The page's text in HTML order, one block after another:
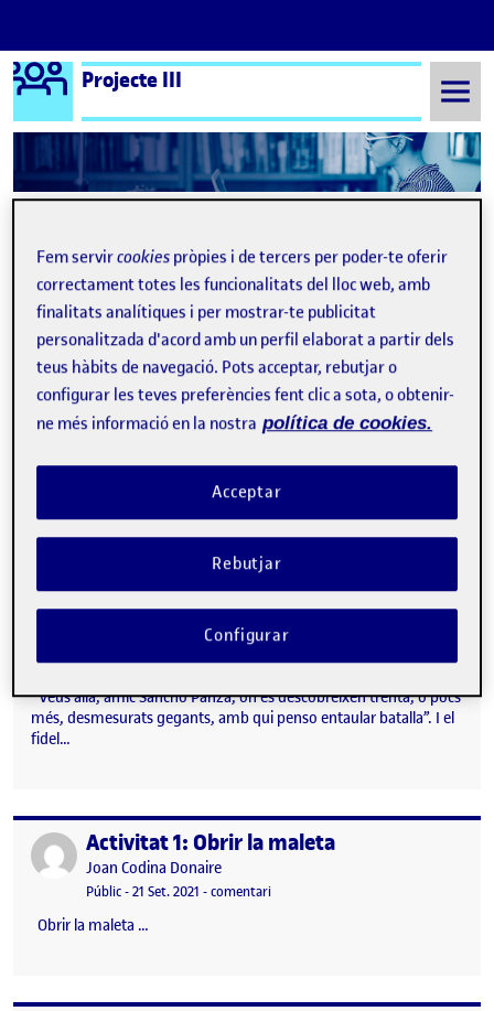
Saltar al contingut
Logo Ágora
Projecte III
Uncategorized
Publicat per Febre de parcs eòlics: entre el desequilibri i la necessitat
Publicat per
Joan Codina Donaire
Visibilitat:
Públic-Data de publicació
5 Oct. 20215 octubre, 2021 3:34 pm
-4 comentarisa Febre de parcs eòlics: entre el
“Veus allà, amic Sancho Panza, on es descobreixen trenta, o pocs
més, desmesurats gegants, amb qui penso entaular batalla”. I el
fidel…
Publicat perActivitat 1: Obrir la maleta
Publicat per
Joan Codina Donaire
Visibilitat:
Públic-Data de publicació
21 Set. 2021 24 setembre, 2021 7:02 am
-comentariel Activitat 1: Obrir la maleta
Obrir la maleta …
Fem servircookies pròpies i de tercers per poder-te oferir
correctament totes les funcionalitats del lloc web, amb
finalitats analítiques i per mostrar-te publicitat
personalitzada d'acord amb un perfil elaborat a partir dels
teus hàbits de navegació. Pots acceptar, rebutjar o
configurar les teves preferències fent clic a sota, o obtenir-
ne més informació en la nostra política de cookies.
Rebutjar
Acceptar
Configurar